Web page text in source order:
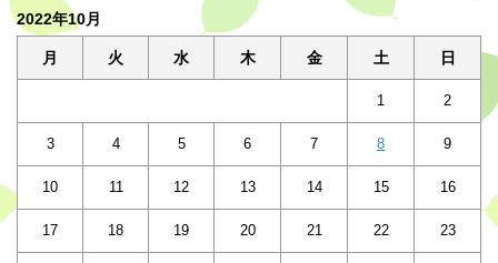
2022年10月
月 火 水 木 金 土 日
1 2
3 4 5 6 7 8 9
10 11 12 13 14 15 16
17 18 19 20 21 22 23